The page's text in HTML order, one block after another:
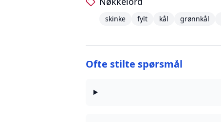
skinke fylt kål grønnkål
Ofte stilte spørsmål